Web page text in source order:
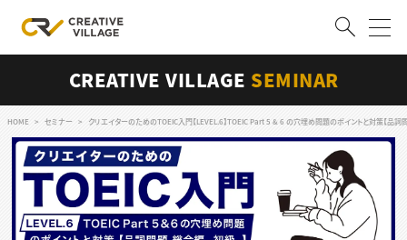
ログイン 会員登録
RECRUIT
クリエイター求人を探す
CREATIVE VILLAGE SEMINAR
HOME セミナー クリエイターのためのTOEIC入門【LEVEL.6】TOEIC Part 5 & 6 の穴埋め問題のポイントと対策【品詞